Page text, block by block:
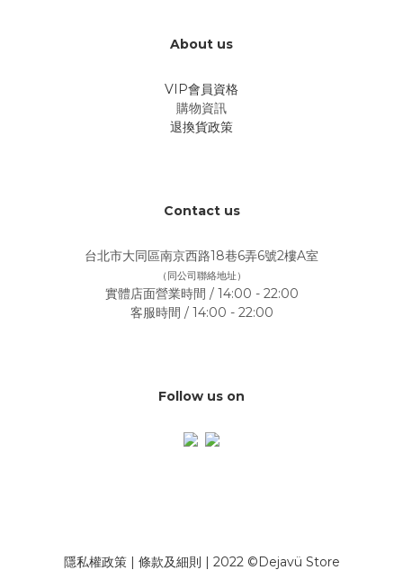
About us
VIP會員資格
購物資訊
退換貨政策
Contact us
台北市大同區南京西路18巷6弄6號2樓A室
（同公司聯絡地址）
實體店面營業時間 / 14:00 - 22:00
客服時間 / 14:00 - 22:00
Follow us on
隱私權政策| 條款及細則 | 2022 ©Dejavü Store